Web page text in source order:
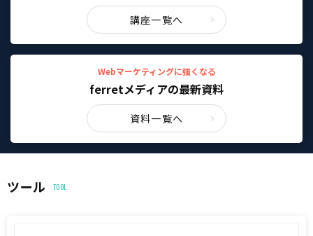
講座一覧へ
Webマーケティングに強くなる
ferretメディアの最新資料
資料一覧へ
ツール TOOL